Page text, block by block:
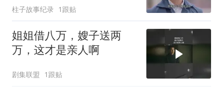
柱子故事纪录 1跟贴
姐姐借八万，嫂子送两
万，这才是亲人啊
剧集联盟 1跟贴